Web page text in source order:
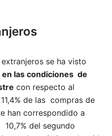
se ha visto
en las condiciones de
con respecto al
de las compras de
han correspondido a
del segundo